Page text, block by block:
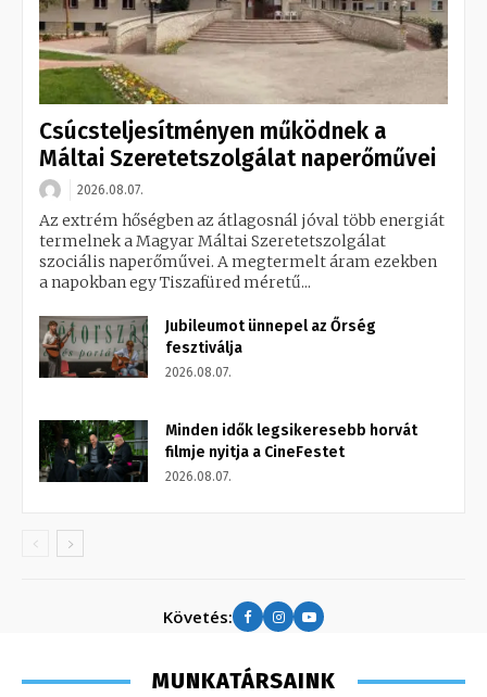
Csúcsteljesítményen működnek a
Máltai Szeretetszolgálat naperőművei
2026.08.07.
Az extrém hőségben az átlagosnál jóval több energiát
termelnek a Magyar Máltai Szeretetszolgálat
szociális naperőművei. A megtermelt áram ezekben
a napokban egy Tiszafüred méretű...
Jubileumot ünnepel az Őrség
fesztiválja
2026.08.07.
Minden idők legsikeresebb horvát
filmje nyitja a CineFestet
2026.08.07.
Követés:
MUNKATÁRSAINK